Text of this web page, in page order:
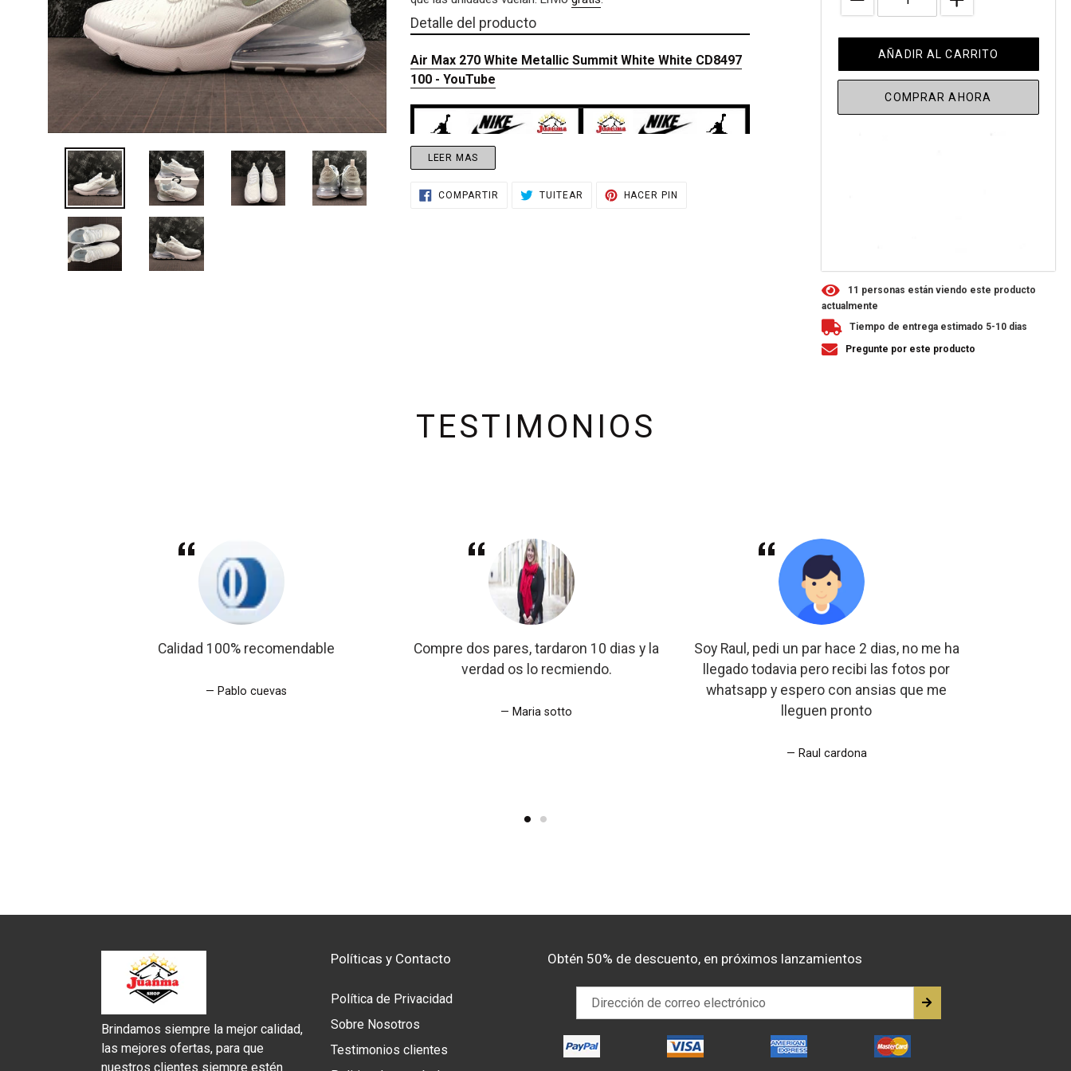
ANTERIOR
DIAPOSITIVA
SIGUIENTE
DIAPOSITIVA
venta
Agregando
el
producto
a
tu
carrito
de
compra
Detalle del producto
Air Max 270 White Metallic Summit White White CD8497
100 - YouTube
LEER MAS
COMPARTIR COMPARTIRTUITEAR TUITEARHACER PIN
AÑADIR AL CARRITO
COMPRAR AHORA
1 1 personas están viendo este producto
actualmente
Tiempo de entrega estimado 5-10 dias
Pregunte por este producto
TESTIMONIOS
Calidad 100% recomendable
Pablo cuevas
Compre dos pares, tardaron 10 dias y la
verdad os lo recmiendo.
Maria sotto
Soy Raul, pedi un par hace 2 dias, no me ha
llegado todavia pero recibi las fotos por
whatsapp y espero con ansias que me
lleguen pronto
Raul cardona
Brindamos siempre la mejor calidad,
las mejores ofertas, para que
nuestros clientes siempre estén
Políticas y Contacto
Política de Privacidad
Sobre Nosotros
Testimonios clientes
Obtén 50% de descuento, en próximos lanzamientos